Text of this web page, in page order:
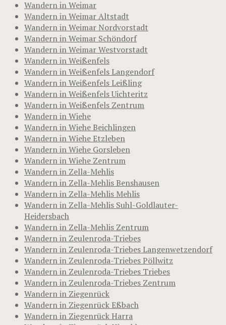
Wandern in Weimar
Wandern in Weimar Altstadt
Wandern in Weimar Nordvorstadt
Wandern in Weimar Schöndorf
Wandern in Weimar Westvorstadt
Wandern in Weißenfels
Wandern in Weißenfels Langendorf
Wandern in Weißenfels Leißling
Wandern in Weißenfels Uichteritz
Wandern in Weißenfels Zentrum
Wandern in Wiehe
Wandern in Wiehe Beichlingen
Wandern in Wiehe Etzleben
Wandern in Wiehe Gorsleben
Wandern in Wiehe Zentrum
Wandern in Zella-Mehlis
Wandern in Zella-Mehlis Benshausen
Wandern in Zella-Mehlis Mehlis
Wandern in Zella-Mehlis Suhl-Goldlauter-
Heidersbach
Wandern in Zella-Mehlis Zentrum
Wandern in Zeulenroda-Triebes
Wandern in Zeulenroda-Triebes Langenwetzendorf
Wandern in Zeulenroda-Triebes Pöllwitz
Wandern in Zeulenroda-Triebes Triebes
Wandern in Zeulenroda-Triebes Zentrum
Wandern in Ziegenrück
Wandern in Ziegenrück Eßbach
Wandern in Ziegenrück Harra